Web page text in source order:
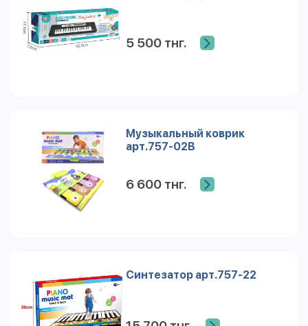
5 500 тнг.
Музыкальный коврик
арт.757-02B
6 600 тнг.
Синтезатор арт.757-22